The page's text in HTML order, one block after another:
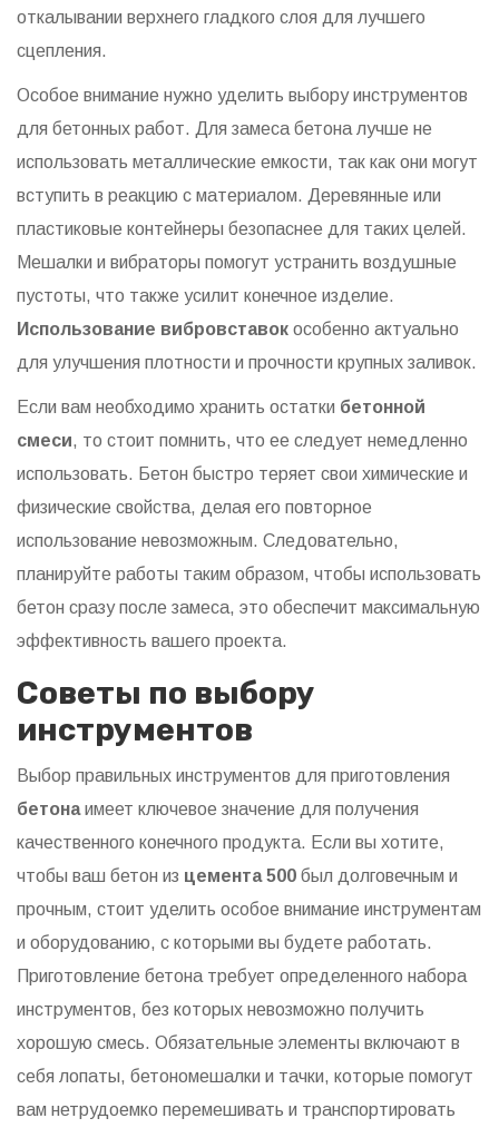
откалывании верхнего гладкого слоя для лучшего
сцепления.
Особое внимание нужно уделить выбору инструментов
для бетонных работ. Для замеса бетона лучше не
использовать металлические емкости, так как они могут
вступить в реакцию с материалом. Деревянные или
пластиковые контейнеры безопаснее для таких целей.
Мешалки и вибраторы помогут устранить воздушные
пустоты, что также усилит конечное изделие.
Использование вибровставок особенно актуально
для улучшения плотности и прочности крупных заливок.
Если вам необходимо хранить остатки бетонной
смеси, то стоит помнить, что ее следует немедленно
использовать. Бетон быстро теряет свои химические и
физические свойства, делая его повторное
использование невозможным. Следовательно,
планируйте работы таким образом, чтобы использовать
бетон сразу после замеса, это обеспечит максимальную
эффективность вашего проекта.
Советы по выбору
инструментов
Выбор правильных инструментов для приготовления
бетонаимеет ключевое значение для получения
качественного конечного продукта. Если вы хотите,
чтобы ваш бетон из цемента 500 был долговечным и
прочным, стоит уделить особое внимание инструментам
и оборудованию, с которыми вы будете работать.
Приготовление бетона требует определенного набора
инструментов, без которых невозможно получить
хорошую смесь. Обязательные элементы включают в
себя лопаты, бетономешалки и тачки, которые помогут
вам нетрудоемко перемешивать и транспортировать